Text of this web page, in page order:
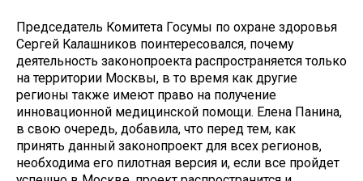
Председатель Комитета Госумы по охране здоровья
Сергей Калашников поинтересовался, почему
деятельность законопроекта распространяется только
на территории Москвы, в то время как другие
регионы также имеют право на получение
инновационной медицинской помощи. Елена Панина,
в свою очередь, добавила, что перед тем, как
принять данный законопроект для всех регионов,
необходима его пилотная версия и, если все пройдет